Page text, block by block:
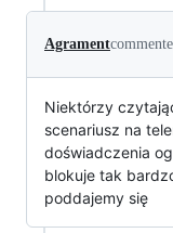
Agrament
Niektórzy
scenariusz na
doświadczenia
blokuje tak
poddajemy się